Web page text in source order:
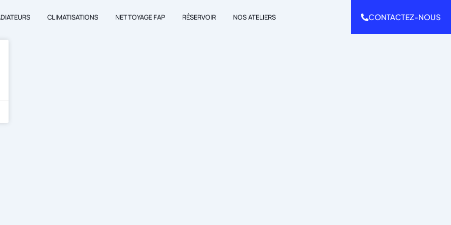
CLIMATISATIONS NETTOYAGE FAP RÉSERVOIR NOS ATELIERS CONTACTEZ-NOUS